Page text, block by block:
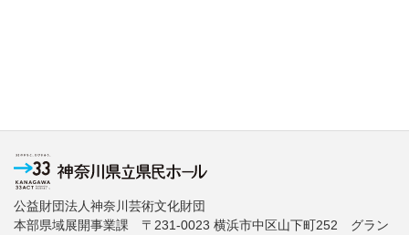
公益財団法人神奈川芸術文化財団
本部県域展開事業課 〒231-0023 横浜市中区山下町252 グラン